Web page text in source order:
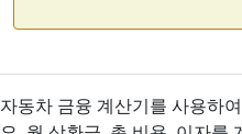
자동차 금융 계산기를 사용하